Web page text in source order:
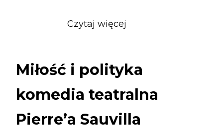
Czytaj więcej
polityka
komedia
teatralna
Pierre’a
Sauvilla
Miłość i polityka
komedia teatralna
Pierre’a Sauvilla